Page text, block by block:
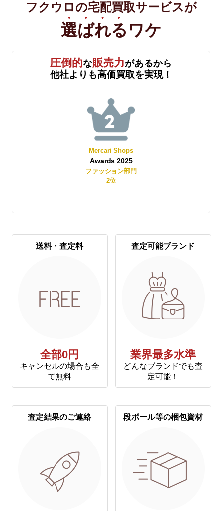
フクウロの宅配買取サービスが
選ばれる ワケ
圧倒的な販売力があるから
他社よりも高価買取を実現！
Mercari Shops
Awards 2025
ファッション部門
2位
送料・査定料
全部0円
キャンセルの場合も全
て無料
査定可能ブランド
業界最多水準
どんなブランドでも査
定可能！
査定結果のご連絡 段ボール等の梱包資材